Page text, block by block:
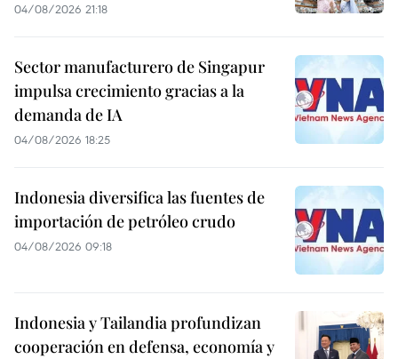
04/08/2026 21:18
Sector manufacturero de Singapur
impulsa crecimiento gracias a la
demanda de IA
04/08/2026 18:25
Indonesia diversifica las fuentes de
importación de petróleo crudo
04/08/2026 09:18
Indonesia y Tailandia profundizan
cooperación en defensa, economía y